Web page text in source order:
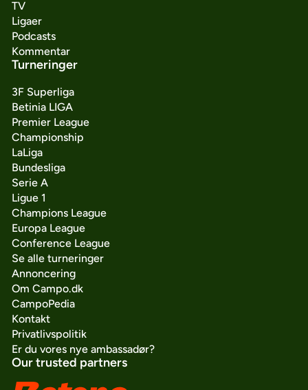
TV
Ligaer
Podcasts
Kommentar
Turneringer
3F Superliga
Betinia LIGA
Premier League
Championship
LaLiga
Bundesliga
Serie A
Ligue 1
Champions League
Europa League
Conference League
Se alle turneringer
Annoncering
Om Campo.dk
CampoPedia
Kontakt
Privatlivspolitik
Er du vores nye ambassadør?
Our trusted partners